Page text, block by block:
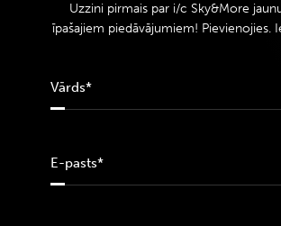
Uzzini pirmais par i/c Sky&More
īpašajiem piedāvājumiem! Pievienojies.